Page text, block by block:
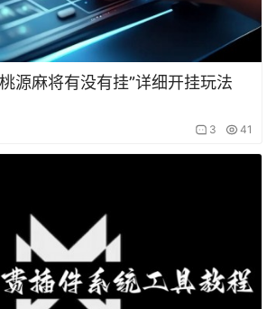
源麻将有没有挂”详细开挂玩法
3 41